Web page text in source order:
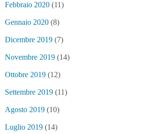
Febbraio 2020 (11)
Gennaio 2020 (8)
Dicembre 2019 (7)
Novembre 2019 (14)
Ottobre 2019 (12)
Settembre 2019 (11)
Agosto 2019 (10)
Luglio 2019 (14)